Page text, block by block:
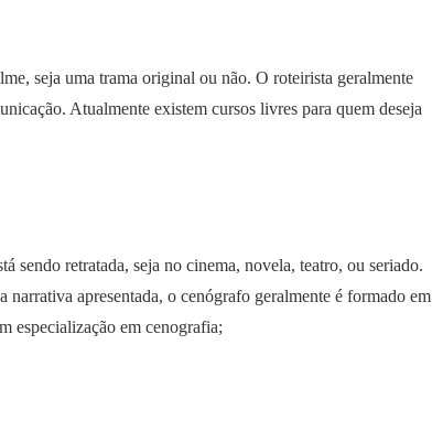
seja uma trama original ou não. O roteirista geralmente
Atualmente existem cursos livres para quem deseja
sendo retratada, seja no cinema, novela, teatro, ou seriado.
narrativa apresentada, o cenógrafo geralmente é formado em
especialização em cenografia;